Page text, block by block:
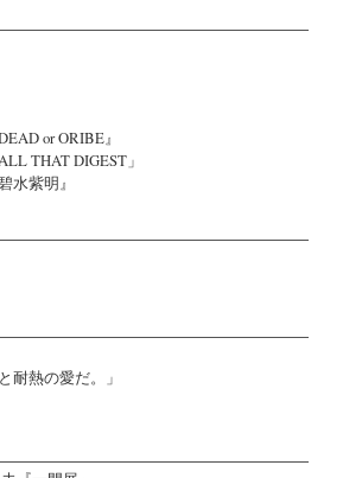
or ORIBE』
THAT DIGEST」
水紫明』
耐熱の愛だ。」